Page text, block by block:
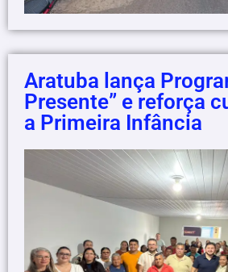
Aratuba lança
Presente” e reforça
a Primeira Infância